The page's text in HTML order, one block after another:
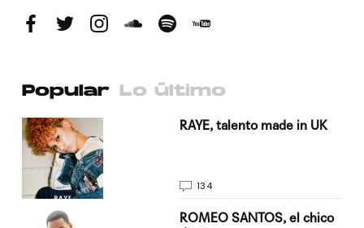
Popular Lo último
RAYE, talento made in UK
134
ROMEO SANTOS, el chico